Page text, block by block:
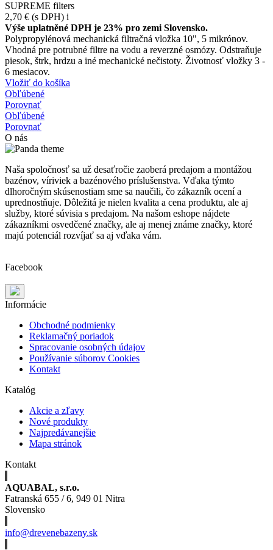
SUPREME filters
2,70 € (s DPH) i
Výše uplatněné DPH je 23% pro zemi Slovensko.
Polypropylénová mechanická filtračná vložka 10", 5 mikrónov.
Vhodná pre potrubné filtre na vodu a reverzné osmózy. Odstraňuje
piesok, štrk, hrdzu a iné mechanické nečistoty. Životnosť vložky 3 -
6 mesiacov.
Vložiť do košíka
Obľúbené
Porovnať
Obľúbené
Porovnať
O nás
Naša spoločnosť sa už desaťročie zaoberá predajom a montážou
bazénov, víriviek a bazénového príslušenstva. Vďaka týmto
dlhoročným skúsenostiam sme sa naučili, čo zákazník ocení a
uprednostňuje. Dôležitá je nielen kvalita a cena produktu, ale aj
služby, ktoré súvisia s predajom. Na našom eshope nájdete
zákazníkmi osvedčené značky, ale aj menej známe značky, ktoré
majú potenciál rozvíjať sa aj vďaka vám.
Facebook
Informácie
Obchodné podmienky
Reklamačný poriadok
Spracovanie osobných údajov
Používanie súborov Cookies
Kontakt
Katalóg
Akcie a zľavy
Nové produkty
Najpredávanejšie
Mapa stránok
Kontakt
AQUABAL, s.r.o.
Fatranská 655 / 6, 949 01 Nitra
Slovensko
info@drevenebazeny.sk